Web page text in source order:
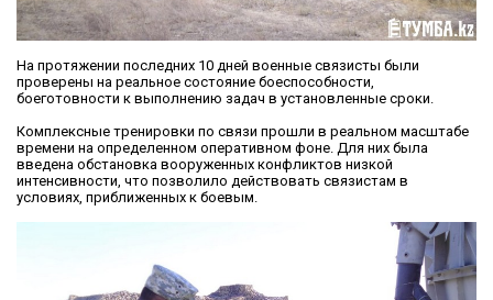
На протяжении последних 10 дней военные связисты были
проверены на реальное состояние боеспособности,
боеготовности к выполнению задач в установленные сроки.
Комплексные тренировки по связи прошли в реальном масштабе
времени на определенном оперативном фоне. Для них была
введена обстановка вооруженных конфликтов низкой
интенсивности, что позволило действовать связистам в
условиях, приближенных к боевым.